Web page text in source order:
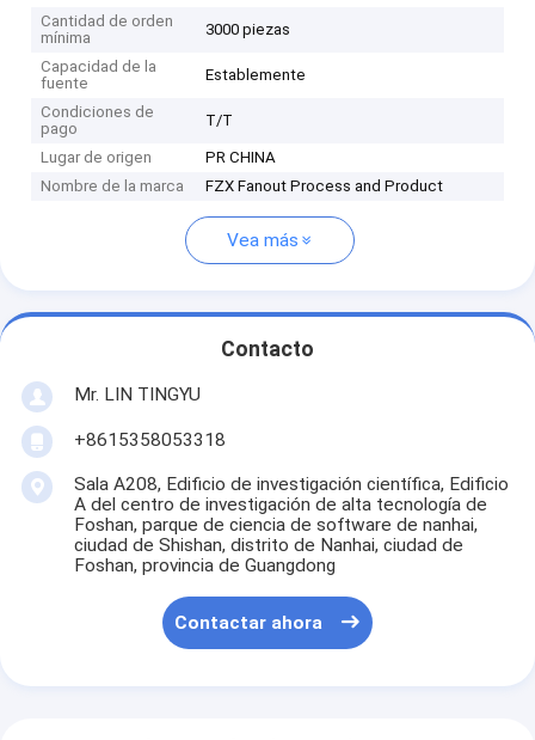
Cantidad de orden
mínima
3000 piezas
Capacidad de la
fuente
Establemente
Condiciones de
pago
T/T
Lugar de origen
PR CHINA
Nombre de la marca
FZX Fanout Process and Product
Vea más
Contacto
Mr. LIN TINGYU
+8615358053318
Sala A208, Edificio de investigación científica, Edificio
A del centro de investigación de alta tecnología de
Foshan, parque de ciencia de software de nanhai,
ciudad de Shishan, distrito de Nanhai, ciudad de
Foshan, provincia de Guangdong
Contactar ahora